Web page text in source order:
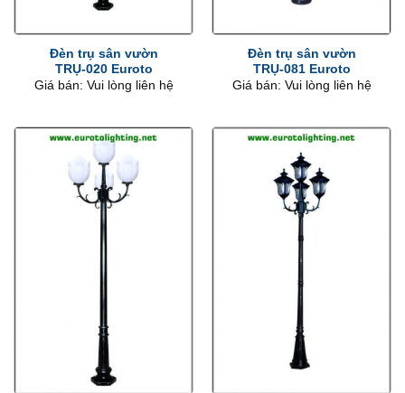
Đèn trụ sân vườn
TRỤ-020 Euroto
Giá bán: Vui lòng liên hệ
Đèn trụ sân vườn
TRỤ-081 Euroto
Giá bán: Vui lòng liên hệ